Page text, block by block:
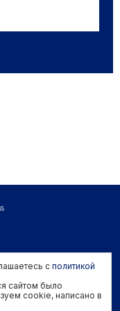
reserved.
cookie
с политикой
сайтом было
cookie, написано в